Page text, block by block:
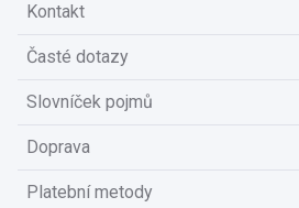
Kontakt
Časté dotazy
Slovníček pojmů
Doprava
Platební metody